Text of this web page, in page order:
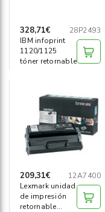
328,71€
28P2493
IBM infoprint
1120/1125
tóner retornable
209,31€
12A7400
Lexmark unidad
de impresión
retornable